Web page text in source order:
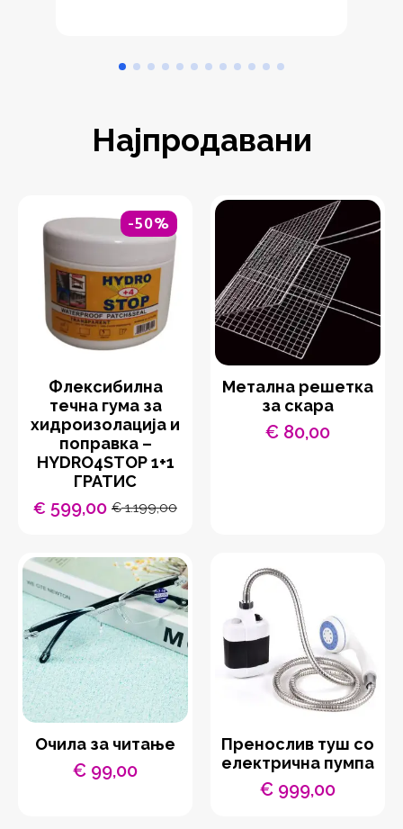
Најпродавани
-50%
Флексибилна
течна гума за
хидроизолација и
поправка –
HYDRO4STOP 1+1
ГРАТИС
€1.199,00
Original
was:
€ 1.199,00.
€ 599,00Current
is:
€ 599,00.
Метална решетка
за скара
€ 80,00
Очила за читање
€ 99,00
Пренослив туш со
електрична пумпа
€ 999,00